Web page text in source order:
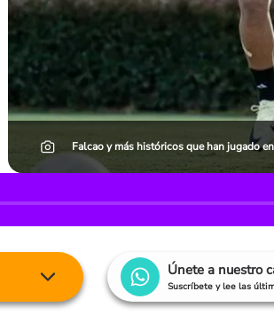
Falcao y más históricos que han jugado
Únete a nuestro
Suscríbete y lee las